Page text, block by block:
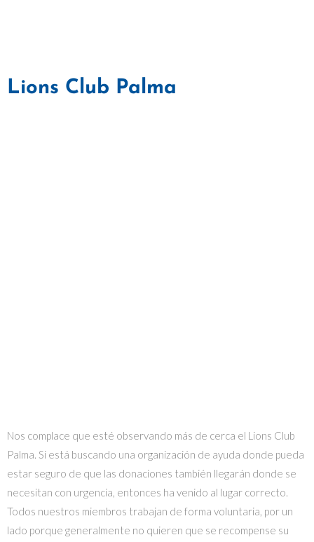
Lions Club Palma
Nos complace que esté observando más de cerca el Lions Club
Palma. Si está buscando una organización de ayuda donde pueda
estar seguro de que las donaciones también llegarán donde se
necesitan con urgencia, entonces ha venido al lugar correcto.
Todos nuestros miembros trabajan de forma voluntaria, por un
lado porque generalmente no quieren que se recompense su